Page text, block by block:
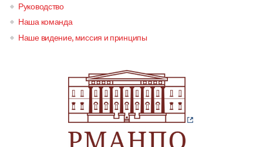
Руководство
Наша команда
Наше видение, миссия и принципы